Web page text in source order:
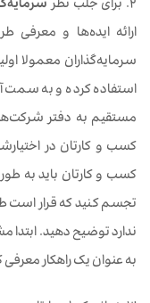
2. برای جلب نظر
ارائه ایده‌ها و معرفی
استفاده کرده و به سمت
مستقیم به دفتر
کسب و کارتان در
کسب و کارتان باید به
تجسم کنید که قرار است
ندارد توضیح دهید. ابتدا
به عنوان یک راهکار معرفی